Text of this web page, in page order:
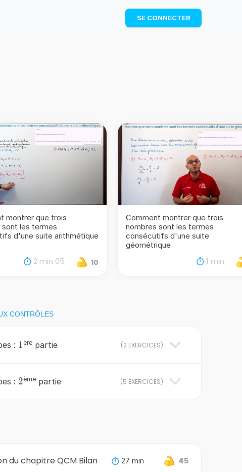
TÉLÉCHARGER
SE CONNECTER
montrer que trois
sont les termes
d'une suite arithmétique
2 min 05 10
Comment montrer que trois
nombres sont les termes
consécutifs d'une suite
géométrique
1 min
CONTRÔLES
: 1
1 ère partie (2 EXERCICES)
: 2
2ème partie (5 EXERCICES)
du chapitre QCM Bilan 27 min 45